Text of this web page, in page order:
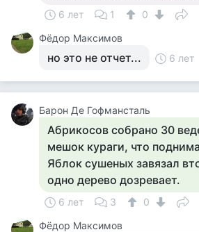
6 лет 1
0
Фёдор Максимов
но это не отчет... 6 лет
Барон Де Гофмансталь
Абрикосов собрано 30
мешок кураги, что
Яблок сушеных завязал
одно дерево дозревает.
6 лет 3
0
Фёдор Максимов